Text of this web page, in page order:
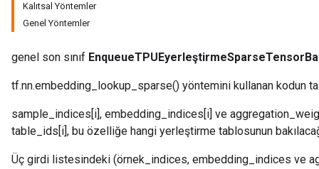
Kalıtsal Yöntemler
Genel Yöntemler
genel son sınıf
tf.nn.embedding_lookup_sparse() yöntemini kullanan kodun
sample_indices[i], embedding_indices[i] ve
table_ids[i], bu özelliğe hangi yerleştirme tablosunun
Üç girdi listesindeki (örnek_indices, embedding_indices ve